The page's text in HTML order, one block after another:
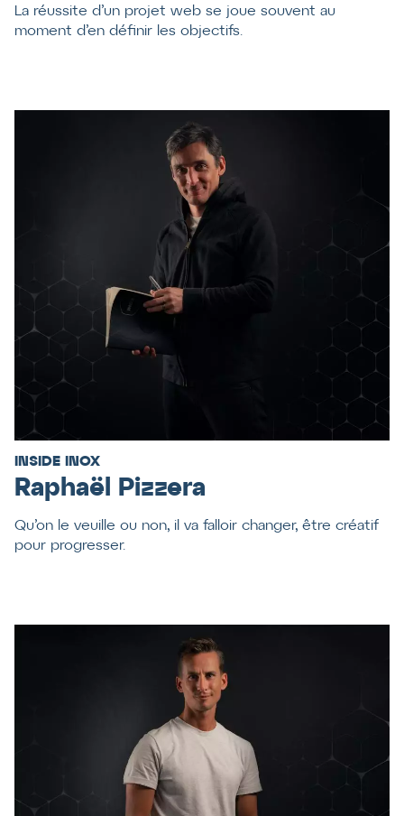
La réussite d’un projet web se joue souvent au
moment d’en définir les objectifs.
INSIDE INOX
Raphaël Pizzera
Qu’on le veuille ou non, il va falloir changer, être créatif
pour progresser.